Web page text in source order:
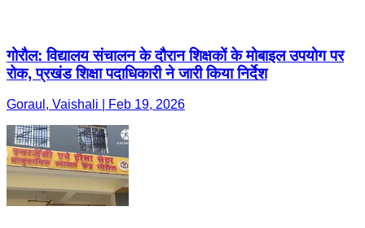
गोरौल: विद्यालय संचालन के दौरान शिक्षकों के मोबाइल उपयोग पर
रोक, प्रखंड शिक्षा पदाधिकारी ने जारी किया निर्देश
Goraul, Vaishali | Feb 19, 2026